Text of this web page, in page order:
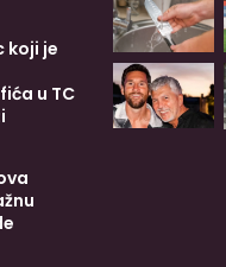
koji je
u TC